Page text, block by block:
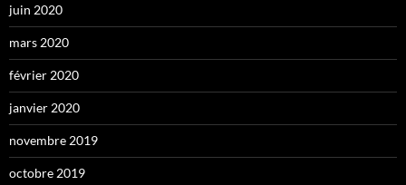
juin 2020
mars 2020
février 2020
janvier 2020
novembre 2019
octobre 2019